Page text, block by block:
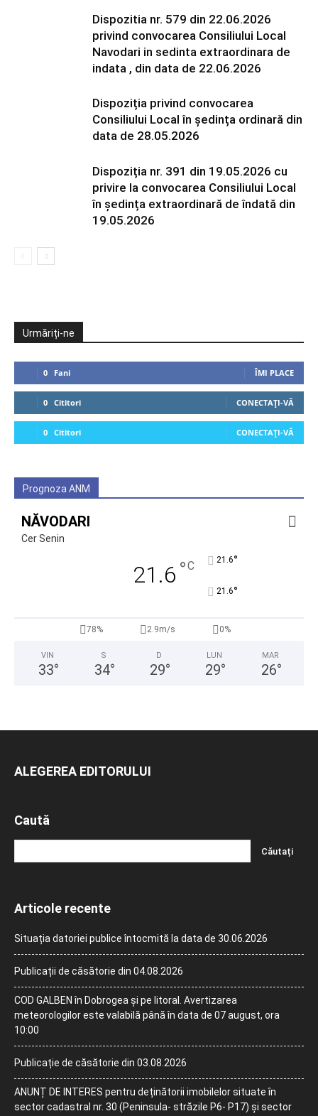
Dispozitia nr. 579 din 22.06.2026
privind convocarea Consiliului Local
Navodari in sedinta extraordinara de
indata , din data de 22.06.2026
Dispoziția privind convocarea
Consiliului Local în ședința ordinară din
data de 28.05.2026
Dispoziția nr. 391 din 19.05.2026 cu
privire la convocarea Consiliului Local
în ședința extraordinară de îndată din
19.05.2026
Urmăriți-ne
0 Fani ÎMI PLACE
0 Cititori CONECTAȚI-VĂ
0 Cititori CONECTAȚI-VĂ
Prognoza ANM
NĂVODARI
Cer Senin
21.6 °C 21.6°
21.6°
78% 2.9m/s 0%
VIN
33°
S
34°
D
29°
LUN
29°
MAR
26°
ALEGEREA EDITORULUI
Caută
Articole recente
Situația datoriei publice întocmită la data de 30.06.2026
Publicații de căsătorie din 04.08.2026
COD GALBEN în Dobrogea și pe litoral. Avertizarea
meteorologilor este valabilă până în data de 07 august, ora
10:00
Publicație de căsătorie din 03.08.2026
ANUNȚ DE INTERES pentru deținătorii imobilelor situate în
sector cadastral nr. 30 (Peninsula- străzile P6- P17) și sector